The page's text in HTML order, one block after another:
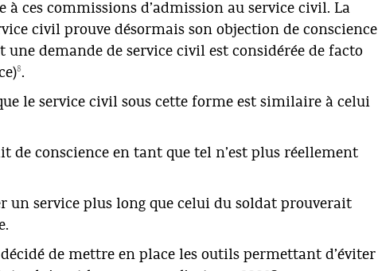
à ces commissions d’admission au service civil. La
civil prouve désormais son objection de conscience
une demande de service civil est considérée de facto
8.
le service civil sous cette forme est similaire à celui
de conscience en tant que tel n’est plus réellement
un service plus long que celui du soldat prouverait
de mettre en place les outils permettant d’éviter